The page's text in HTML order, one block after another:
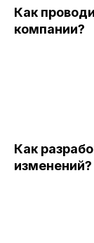
Как
компании?
Как
изменений?